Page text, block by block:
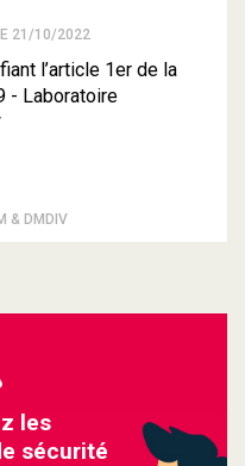
21/10/2022
l’article 1er de la
- Laboratoire
& DMDIV
les
sécurité